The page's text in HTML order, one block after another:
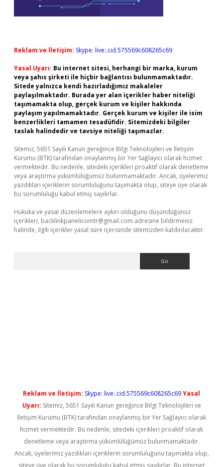
Reklam ve İletişim: Skype: live:.cid.575569c608265c69
Yasal Uyarı: Bu internet sitesi, herhangi bir marka, kurum
veya şahıs şirketi ile hiçbir bağlantısı bulunmamaktadır.
Sitede yalnızca kendi hazırladığımız makaleler
paylaşılmaktadır. Burada yer alan içerikler haber niteliği
taşımamakta olup, gerçek kurum ve kişiler hakkında
paylaşım yapılmamaktadır. Gerçek kurum ve kişiler ile isim
benzerlikleri tamamen tesadüfidir. Sitemizdeki bilgiler
taslak halindedir ve tavsiye niteliği taşımazlar.
Sitemiz, 5651 Sayılı Kanun gereğince Bilgi Teknolojileri ve İletişim
Kurumu (BTK) tarafından onaylanmış bir Yer Sağlayıcı olarak hizmet
vermektedir. Bu nedenle, sitedeki içerikleri proaktif olarak denetleme
veya araştırma yükümlülüğümüz bulunmamaktadır. Ancak, üyelerimiz
yazdıkları içeriklerin sorumluluğunu taşımakta olup, siteye üye olarak
bu sorumluluğu kabul etmiş sayılırlar.
Hukuka ve yasal düzenlemelere aykırı olduğunu düşündüğünüz
içerikleri, backlinkpanelicomtr@gmail.com adresine bildirmeniz
halinde, ilgili içerikler yasal süre içerisinde sitemizden kaldırılacaktır.
Reklam ve İletişim: Skype: live:.cid.575569c608265c69Yasal
Uyarı: Sitemiz, 5651 Sayılı Kanun gereğince Bilgi Teknolojileri ve
İletişim Kurumu (BTK) tarafından onaylanmış bir Yer Sağlayıcı olarak
hizmet vermektedir. Bu nedenle, sitedeki içerikleri proaktif olarak
denetleme veya araştırma yükümlülüğümüz bulunmamaktadır.
Ancak, üyelerimiz yazdıkları içeriklerin sorumluluğunu taşımakta olup,
siteye üye olarak bu sorumluluğu kabul etmiş sayılırlar. Bu internet